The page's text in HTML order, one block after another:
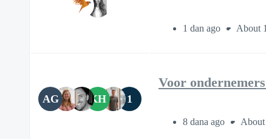
1 dan ago About
AG KH 1
Voor
8 dana ago About